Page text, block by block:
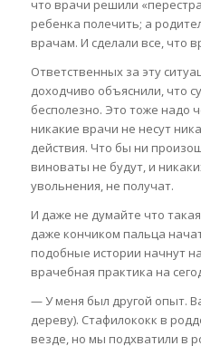
что врачи решили
ребенка полечить; а
врачам. И сделали все, что
Ответственных за эту
доходчиво объяснили, что
бесполезно. Это тоже надо
никакие врачи не несут
действия. Что бы ни
виноваты не будут, и
увольнения, не получат.
И даже не думайте что
даже кончиком пальца
подобные истории начнут
врачебная практика на
— У меня был другой опыт.
дереву). Стафилококк в
везде, но мы подхватили в